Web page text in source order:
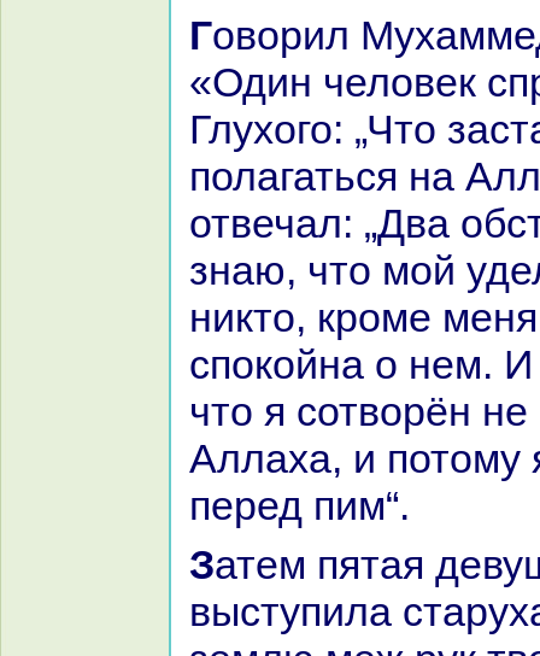
Говорил Мухаммед ибн Имpaн:
«Один человек
Глухого: „Что
полагаться нa
отвечал: „Два
знaю, что мой
никто, кроме
спокoйнa о нем.
что я сотворён
Аллаха, и потому
перед пим“.
Затем пятая девушка отошла, и
выступила